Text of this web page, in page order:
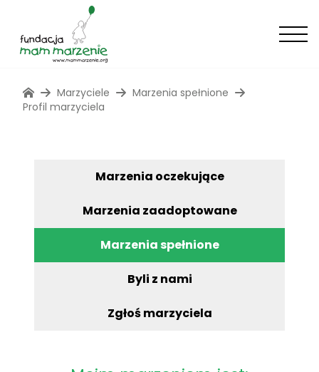
Marzyciele
Marzenia spełnione
Profil marzyciela
Marzenia oczekujące
Marzenia zaadoptowane
Marzenia spełnione
Byli z nami
Zgłoś marzyciela